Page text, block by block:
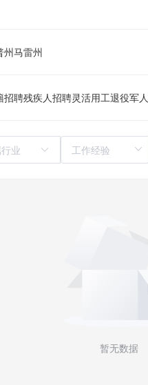
州马雷州
招聘残疾人招聘灵活用工退役军人
业
暂无数据